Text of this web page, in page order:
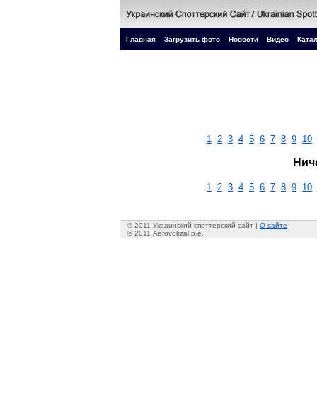
Главная Загрузить фото Новости Видео
1 2 3 4 5 6 7 8 9 10
1 2 3 4 5 6 7 8 9 10
© 2011 Украинский споттерский сайт | О сайте
© 2011 Aerovokzal p.e.